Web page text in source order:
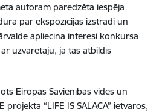
autoram paredzēta iespēja
par ekspozīcijas izstrādi un
apliecina interesi konkursa
uzvarētāju, ja tas atbildīs
Eiropas Savienības vides un
“LIFE IS SALACA” ietvaros,